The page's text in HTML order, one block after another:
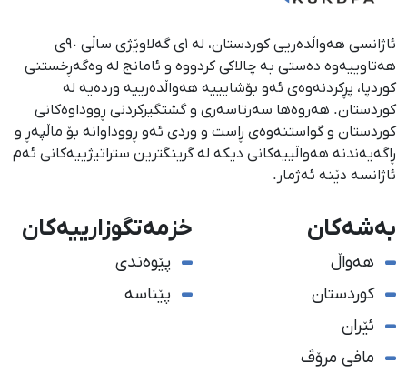
ئاژانسی هەواڵدەریی کوردستان، لە ١ی گەلاوێژی ساڵی ٩٠ی
هەتاوییەوە دەستی بە چالاکی کردووە و ئامانج لە وەگەڕخستنی
كوردپا، پڕكردنەوەی ئەو بۆشایییە هەواڵدەرییە وردەیە لە
كوردستان. هەروەها سەرتاسەری و گشتگیركردنی ڕووداوەكانی
كوردستان و گواستنەوەی ڕاست و وردی ئەو ڕووداوانە بۆ ماڵپەڕ و
ڕاگەیەندنە هەواڵییەكانی دیكە لە گرینگترین ستراتیژییەكانی ئەم
ئاژانسە دێنە ئەژمار.
بەشەکان
هەواڵ
کوردستان
ئێران
مافی مرۆڤ
خزمەتگوزارییەکان
پێوەندی
پێناسە